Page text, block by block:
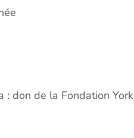
don de la Fondation York